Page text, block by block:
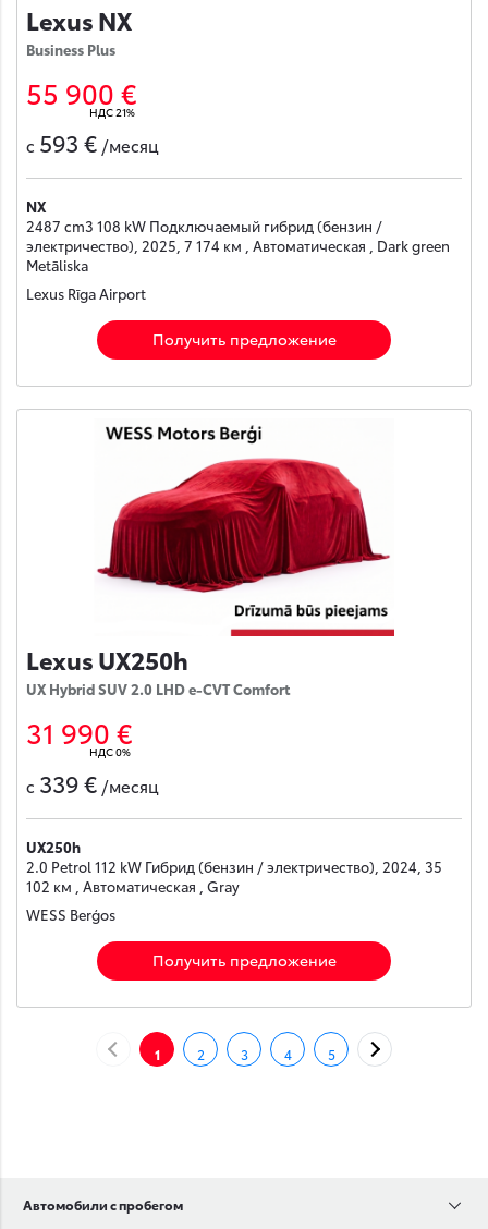
Lexus NX
Business Plus
55 900 €
НДС 21%
с 593 € /месяц
NX
2487 cm3 108 kW Подключаемый гибрид (бензин /
электричество), 2025, 7 174 км , Автоматическая , Dark green
Metāliska
Lexus Rīga Airport
Получить предложение
Lexus UX250h
UX Hybrid SUV 2.0 LHD e-CVT Comfort
31 990 €
НДС 0%
с 339 € /месяц
UX250h
2.0 Petrol 112 kW Гибрид (бензин / электричество), 2024, 35
102 км , Автоматическая , Gray
WESS Berģos
Получить предложение
НАЗАД ДАЛЕЕ
1 2 3 4 5
Автомобили с пробегом